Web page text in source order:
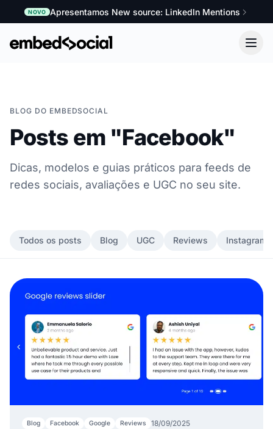
NOVO Apresentamos New source: LinkedIn Mentions
BLOG DO EMBEDSOCIAL
Posts em "Facebook"
Dicas, modelos e guias práticos para feeds de
redes sociais, avaliações e UGC no seu site.
Todos os posts Blog UGC Reviews Instagram
Blog Facebook Google Reviews 18/09/2025